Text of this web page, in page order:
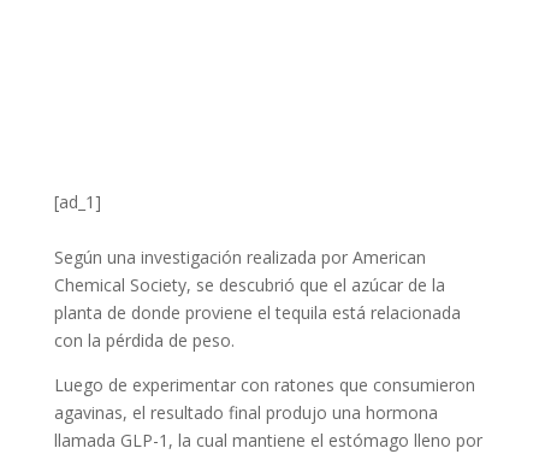
[ad_1]
Según una investigación realizada por American
Chemical Society, se descubrió que el azúcar de la
planta de donde proviene el tequila está relacionada
con la pérdida de peso.
Luego de experimentar con ratones que consumieron
agavinas, el resultado final produjo una hormona
llamada GLP-1, la cual mantiene el estómago lleno por